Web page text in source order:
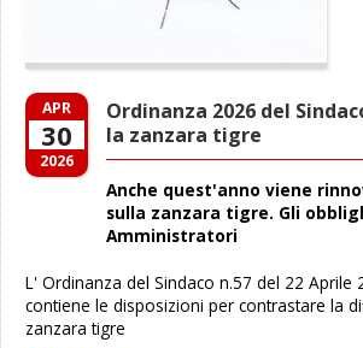
APR
30
2026
Ordinanza 2026 del
la zanzara tigre
Anche quest'anno viene
sulla zanzara tigre. Gli
Amministratori
L' Ordinanza del Sindaco n.57 del 22 Aprile
contiene le disposizioni per contrastare la
zanzara tigre